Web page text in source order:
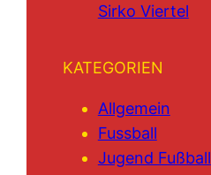
Sirko Viertel
KATEGORIEN
Allgemein
Fussball
Jugend Fußball